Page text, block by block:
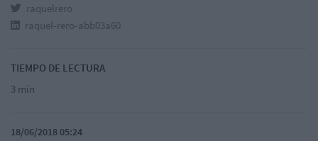
raquelrero
raquel-rero-abb03a60
TIEMPO DE LECTURA
3 min
18/06/2018 05:24